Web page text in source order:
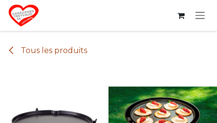
Se rendre au contenu
Tous les produits